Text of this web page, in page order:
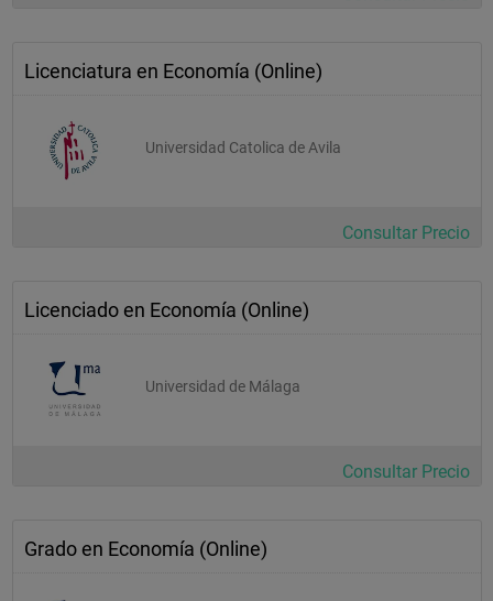
Licenciatura en Economía (Online)
Universidad Catolica de Avila
Consultar Precio
Licenciado en Economía (Online)
Universidad de Málaga
Consultar Precio
Grado en Economía (Online)